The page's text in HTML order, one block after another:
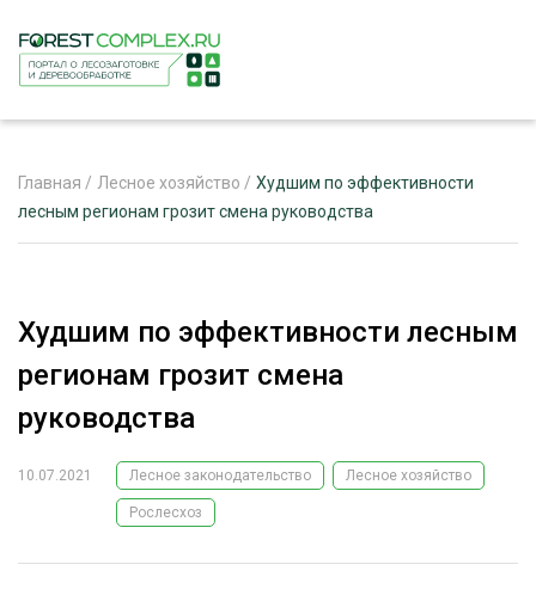
РЕКЛАМОДАТЕЛЯМ
ЛЕСНОЕ ХОЗЯЙСТВО
ЛЕСОЗАГОТОВКА
ОБРАБОТКА ДРЕВЕСИНЫ
ЭКСПЕРТНОЕ МНЕНИЕ
Главная / Лесное хозяйство / Худшим по эффективности
лесным регионам грозит смена руководства
Худшим по эффективности лесным
регионам грозит смена
руководства
10.07.2021 Лесное законодательство Лесное хозяйство
Рослесхоз